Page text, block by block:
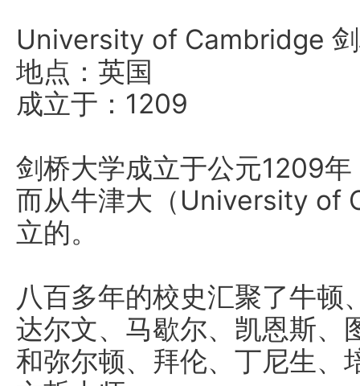
University of Cambridge
地点：英国
成立于：1209
剑桥大学成立于公元1209
而从牛津大（University of
立的。
八百多年的校史汇聚了牛顿
达尔文、马歇尔、凯恩斯、
和弥尔顿、拜伦、丁尼生、